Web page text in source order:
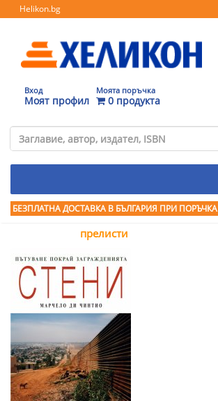
Helikon.bg
Вход
Моят профил
Моята поръчка
0 продукта
БЕЗПЛАТНА ДОСТАВКА В БЪЛГАРИЯ ПРИ ПОРЪЧКА
прелисти